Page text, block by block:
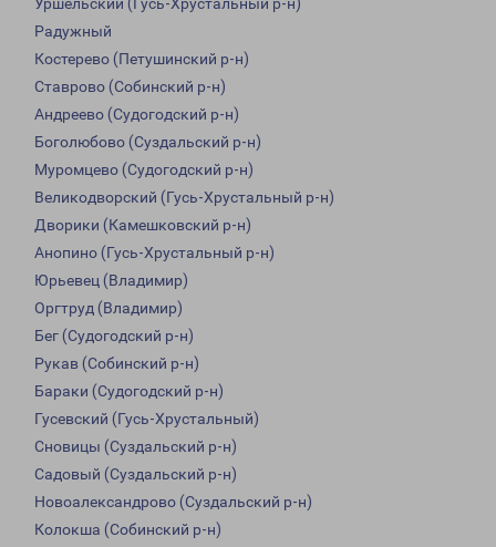
Уршельский (Гусь-Хрустальный р-н)
Радужный
Костерево (Петушинский р-н)
Ставрово (Собинский р-н)
Андреево (Судогодский р-н)
Боголюбово (Суздальский р-н)
Муромцево (Судогодский р-н)
Великодворский (Гусь-Хрустальный р-н)
Дворики (Камешковский р-н)
Анопино (Гусь-Хрустальный р-н)
Юрьевец (Владимир)
Оргтруд (Владимир)
Бег (Судогодский р-н)
Рукав (Собинский р-н)
Бараки (Судогодский р-н)
Гусевский (Гусь-Хрустальный)
Сновицы (Суздальский р-н)
Садовый (Суздальский р-н)
Новоалександрово (Суздальский р-н)
Колокша (Собинский р-н)